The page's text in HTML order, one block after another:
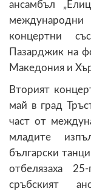
ансамбъл
международни
концертни
Пазарджик на
Македония и
Вторият
май в град
част от
младите
български
отбелязаха
сръбският